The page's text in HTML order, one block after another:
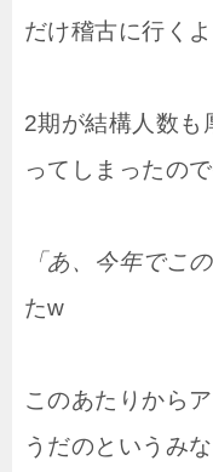
だけ稽古に行く
2期が結構人数も
ってしまったの
「あ、今年でこ
たw
このあたりから
うだのというみ